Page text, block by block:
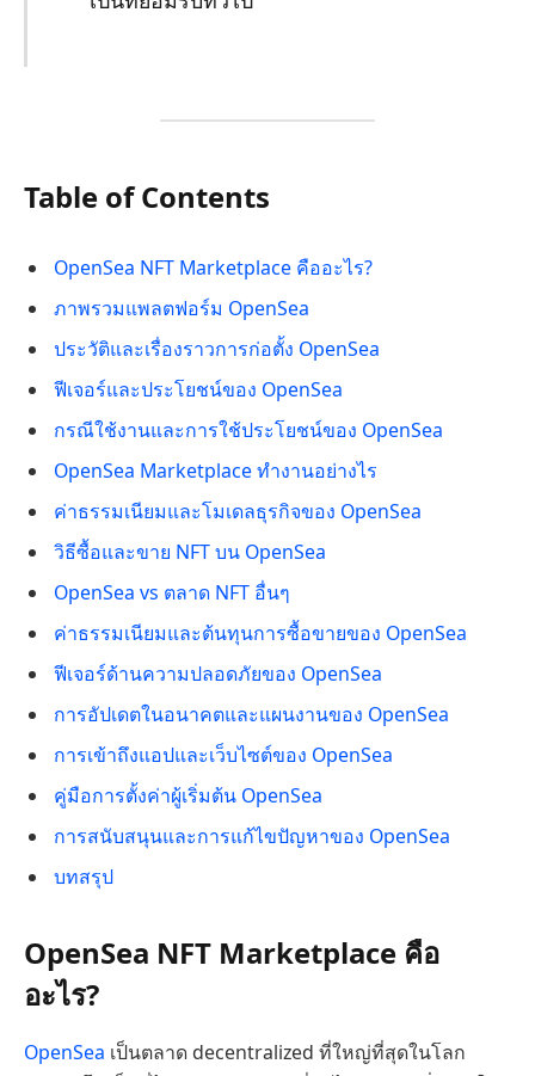
Table of Contents
OpenSea NFT Marketplace คืออะไร?
ภาพรวมแพลตฟอร์ม OpenSea
ประวัติและเรื่องราวการก่อตั้ง OpenSea
ฟีเจอร์และประโยชน์ของ OpenSea
กรณีใช้งานและการใช้ประโยชน์ของ OpenSea
OpenSea Marketplace ทำงานอย่างไร
ค่าธรรมเนียมและโมเดลธุรกิจของ OpenSea
วิธีซื้อและขาย NFT บน OpenSea
OpenSea vs ตลาด NFT อื่นๆ
ค่าธรรมเนียมและต้นทุนการซื้อขายของ OpenSea
ฟีเจอร์ด้านความปลอดภัยของ OpenSea
การอัปเดตในอนาคตและแผนงานของ OpenSea
การเข้าถึงแอปและเว็บไซต์ของ OpenSea
คู่มือการตั้งค่าผู้เริ่มต้น OpenSea
การสนับสนุนและการแก้ไขปัญหาของ OpenSea
บทสรุป
OpenSea NFT Marketplace คือ
อะไร?
OpenSea เป็นตลาด decentralized ที่ใหญ่ที่สุดในโลก